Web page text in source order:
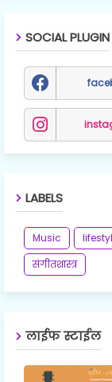
SOCIAL PLUGIN
LABELS
Music
संगीतशास्त्र
लाईफ स्टाईल